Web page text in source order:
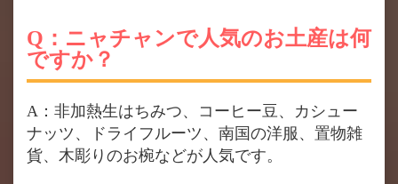
Q：ニャチャンで人気のお土産は何
ですか？
A：非加熱生はちみつ、コーヒー豆、カシュー
ナッツ、ドライフルーツ、南国の洋服、置物雑
貨、木彫りのお椀などが人気です。